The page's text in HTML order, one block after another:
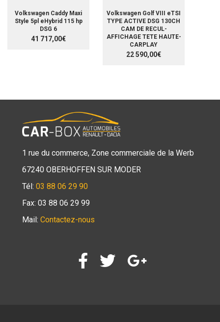
Volkswagen Caddy Maxi
Style 5pl eHybrid 115 hp
DSG 6
41 717,00€
Volkswagen Golf VIII eTSI
TYPE ACTIVE DSG 130CH
CAM DE RECUL-
AFFICHAGE TETE HAUTE-
CARPLAY
22 590,00€
1 rue du commerce, Zone commerciale de la Werb
67240 OBERHOFFEN SUR MODER
Tél: 03 88 06 29 90
Fax: 03 88 06 29 99
Mail: Contactez-nous